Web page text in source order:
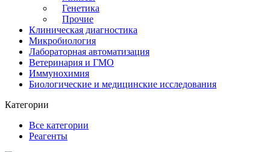
Генетика
Прочие
Клиническая диагностика
Микробиология
Лабораторная автоматизация
Ветеринария и ГМО
Иммунохимия
Биологические и медицинские исследования
Категории
Все категории
Реагенты